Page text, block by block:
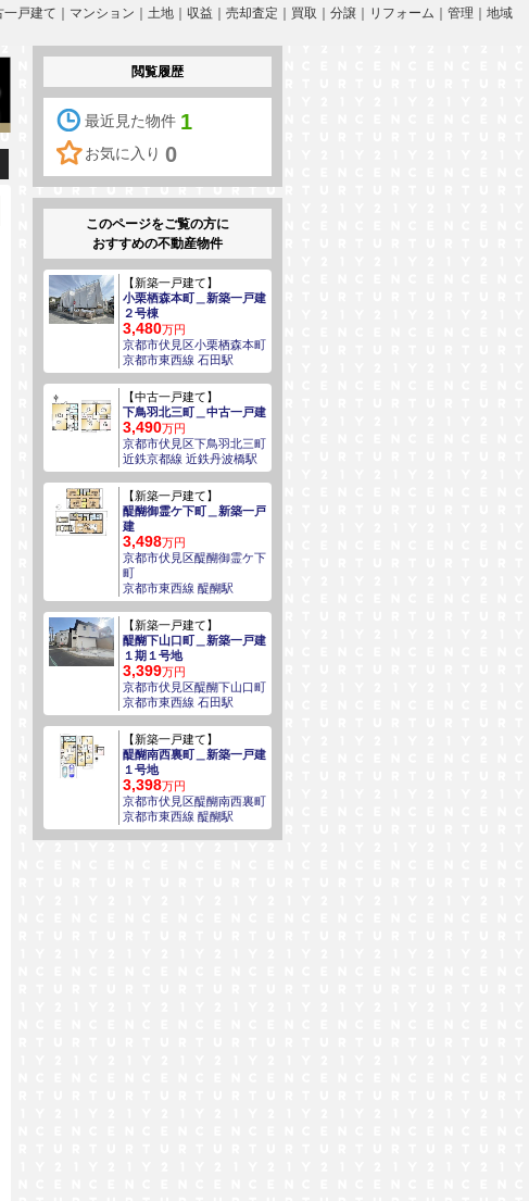
戸建て｜マンション｜土地｜収益｜売却査定｜買取｜分譲｜リフォーム｜管理｜地域
閲覧履歴
最近見た物件 1
お気に入り 0
このページをご覧の方に
おすすめの不動産物件
【新築一戸建て】
小栗栖森本町＿新築一戸建
２号棟
3,480万円
京都市伏見区小栗栖森本町
京都市東西線 石田駅
【中古一戸建て】
下鳥羽北三町＿中古一戸建
3,490万円
京都市伏見区下鳥羽北三町
近鉄京都線 近鉄丹波橋駅
【新築一戸建て】
醍醐御霊ケ下町＿新築一戸
建
3,498万円
京都市伏見区醍醐御霊ケ下
町
京都市東西線 醍醐駅
【新築一戸建て】
醍醐下山口町＿新築一戸建
１期１号地
3,399万円
京都市伏見区醍醐下山口町
京都市東西線 石田駅
【新築一戸建て】
醍醐南西裏町＿新築一戸建
１号地
3,398万円
京都市伏見区醍醐南西裏町
京都市東西線 醍醐駅